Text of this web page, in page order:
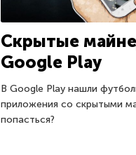
Скрытые
Google Play
В Google Play нашли
приложения со скрытыми
попасться?